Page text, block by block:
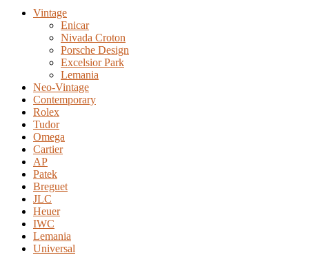
Vintage
Enicar
Nivada Croton
Porsche Design
Excelsior Park
Lemania
Neo-Vintage
Contemporary
Rolex
Tudor
Omega
Cartier
AP
Patek
Breguet
JLC
Heuer
IWC
Lemania
Universal